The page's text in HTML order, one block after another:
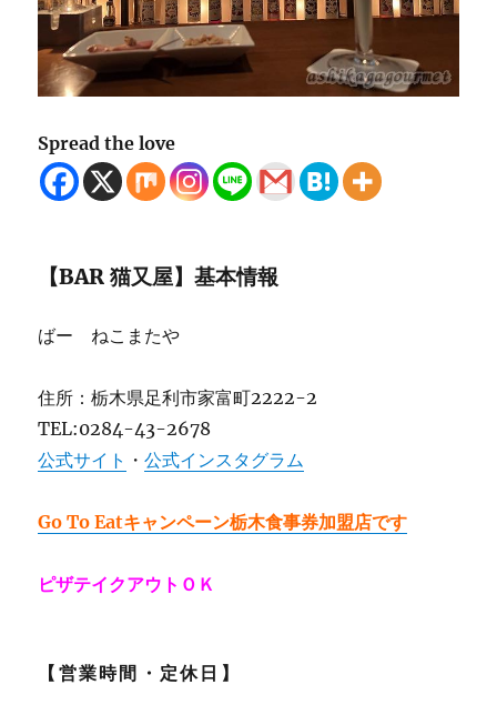
Spread the love
【BAR 猫又屋】基本情報
ばー ねこまたや
住所：栃木県足利市家富町2222-2
TEL:0284-43-2678
公式サイト ・公式インスタグラム
Go To Eatキャンペーン栃木食事券加盟店です
ピザテイクアウトＯＫ
【営業時間・定休日】